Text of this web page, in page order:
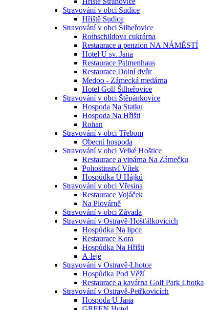
Stravování v obci Sudice
Hřiště Sudice
Stravování v obci Šilheřovice
Rothschildova cukrárna
Restaurace a penzion NA NÁMĚSTÍ
Hotel U sv. Jana
Restaurace Palmenhaus
Restaurace Dolní dvůr
Medoo - Zámecká medárna
Hotel Golf Šilheřovice
Stravování v obci Štěpánkovice
Hospoda Na Statku
Hospoda Na Hřišti
Rohan
Stravování v obci Třebom
Obecní hospoda
Stravování v obci Velké Hoštice
Restaurace a vinárna Na Zámečku
Pohostinství Vítek
Hospůdka U Hájků
Stravování v obci Vřesina
Restaurace Vojáček
Na Plovárně
Stravování v obci Závada
Stravování v Ostravě-Hošťálkovicích
Hospůdka Na lipce
Restaurace Kora
Hospůdka Na Hřišti
A-leje
Stravování v Ostravě-Lhotce
Hospůdka Pod Věží
Restaurace a kavárna Golf Park Lhotka
Stravování v Ostravě-Petřkovicích
Hospoda U Jana